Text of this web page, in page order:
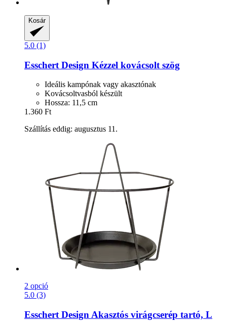
Kosár
5.0 (1)
Esschert Design Kézzel kovácsolt szög
Ideális kampónak vagy akasztónak
Kovácsoltvasból készült
Hossza: 11,5 cm
1.360 Ft
Szállítás eddig: augusztus 11.
2 opció
5.0 (3)
Esschert Design Akasztós virágcserép tartó, L